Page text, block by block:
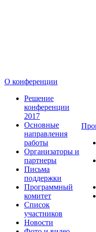
О конференции
Решение
конференции
2017
Основные
направления
работы
Организаторы и
партнеры
Письма
поддержки
Программный
комитет
Список
участников
Новости